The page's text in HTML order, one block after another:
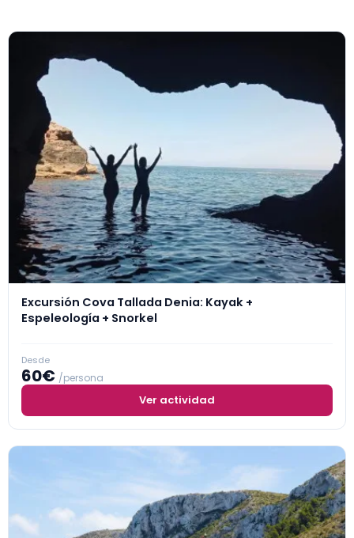
Excursión Cova Tallada Denia: Kayak +
Espeleología + Snorkel
Desde
60€ /persona
Ver actividad